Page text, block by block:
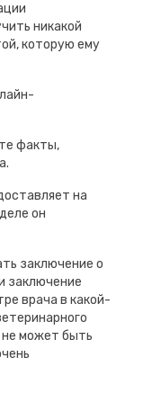
никакой
которую ему
факты,
на
он
заключение о
заключение
врача в какой-
не может быть